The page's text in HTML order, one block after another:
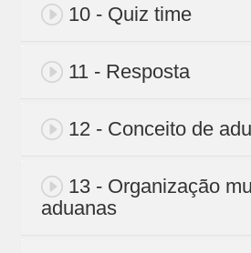
10 - Quiz time
11 - Resposta
12 - Conceito de
13 - Organização
aduanas